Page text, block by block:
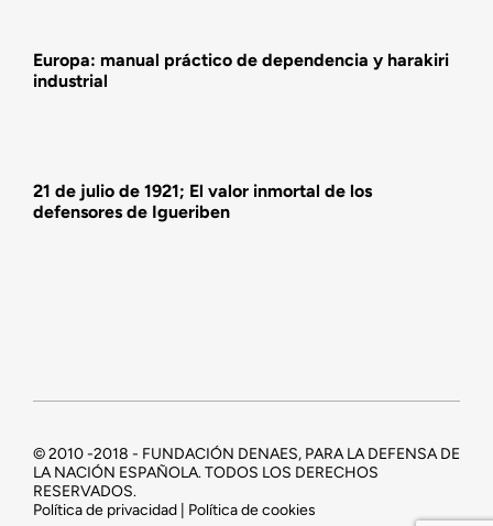
Europa: manual práctico de dependencia y harakiri
industrial
21 de julio de 1921; El valor inmortal de los
defensores de Igueriben
© 2010 -2018 - FUNDACIÓN DENAES, PARA LA DEFENSA DE
LA NACIÓN ESPAÑOLA. TODOS LOS DERECHOS
RESERVADOS.
Política de privacidad | Política de cookies